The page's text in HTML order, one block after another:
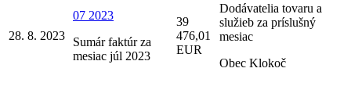
28. 8. 2023
07 2023
Sumár faktúr za
mesiac júl 2023
39
476,01
EUR
Dodávatelia tovaru a
služieb za príslušný
mesiac
Obec Klokoč